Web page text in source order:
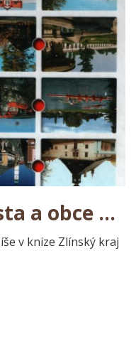
a obce …
v knize Zlínský kraj